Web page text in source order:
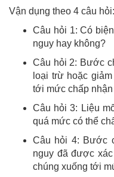
Vận dụng theo 4 câu hỏi:
Câu hỏi 1: Có
nguy hay không?
Câu hỏi 2: Bước
loại trừ hoặc
tới mức chấp
Câu hỏi 3: Liệu
quá mức có thể
Câu hỏi 4: Bước
nguy đã được
chúng xuống tới